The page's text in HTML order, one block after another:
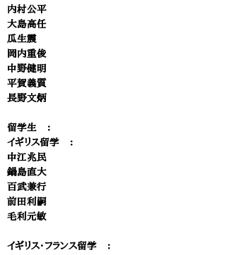
内村公平
大島高任
瓜生震
岡内重俊
中野健明
平賀義質
長野文炳
留学生 ：
イギリス留学 ：
中江兆民
鍋島直大
百武兼行
前田利嗣
毛利元敏
イギリス・フランス留学 ：